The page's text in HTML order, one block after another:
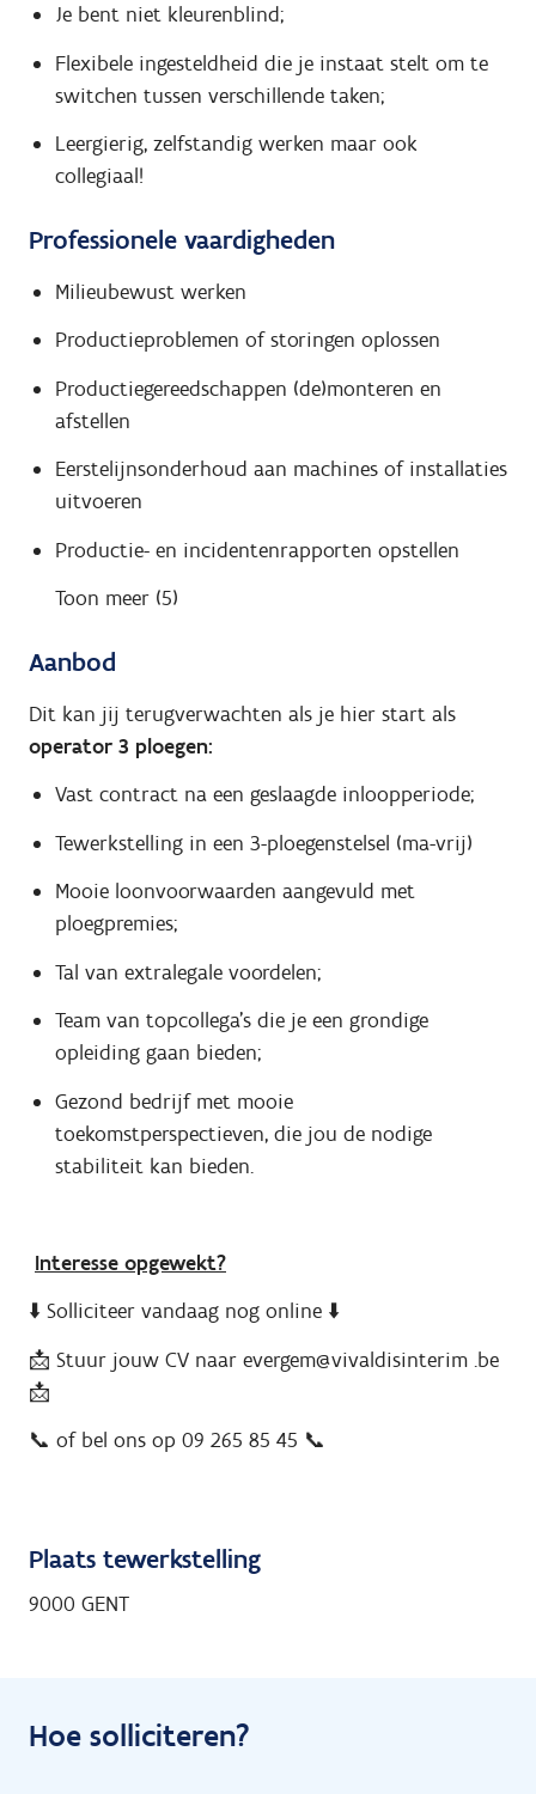
Je bent niet kleurenblind;
Flexibele ingesteldheid die je instaat stelt om te
switchen tussen verschillende taken;
Leergierig, zelfstandig werken maar ook
collegiaal!
Professionele vaardigheden
Milieubewust werken
Productieproblemen of storingen oplossen
Productiegereedschappen (de)monteren en
afstellen
Eerstelijnsonderhoud aan machines of installaties
uitvoeren
Productie- en incidentenrapporten opstellen
Toon meer (5)
Aanbod
Dit kan jij terugverwachten als je hier start als
operator 3 ploegen:
Vast contract na een geslaagde inloopperiode;
Tewerkstelling in een 3-ploegenstelsel (ma-vrij)
Mooie loonvoorwaarden aangevuld met
ploegpremies;
Tal van extralegale voordelen;
Team van topcollega's die je een grondige
opleiding gaan bieden;
Gezond bedrijf met mooie
toekomstperspectieven, die jou de nodige
stabiliteit kan bieden.
Interesse opgewekt?
⬇️ Solliciteer vandaag nog online ⬇️
📩 Stuur jouw CV naar evergem@vivaldisinterim .be
📩
📞 of bel ons op 09 265 85 45 📞
Plaats tewerkstelling
9000 GENT
Hoe solliciteren?